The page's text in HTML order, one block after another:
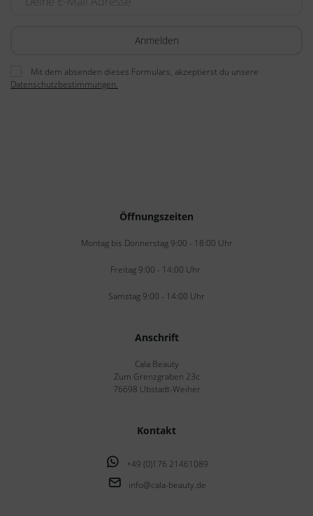
Mit dem absenden dieses Formulars, akzeptierst du unsere
Datenschutzbestimmungen.
Öffnungszeiten
Montag bis Donnerstag 9:00 - 18:00 Uhr
Freitag 9:00 - 14:00 Uhr
Samstag 9:00 - 14:00 Uhr
Anschrift
Cala Beauty
Zum Grenzgraben 23c
76698 Ubstadt-Weiher
Kontakt
+49 (0)176 21461089
info@cala-beauty.de